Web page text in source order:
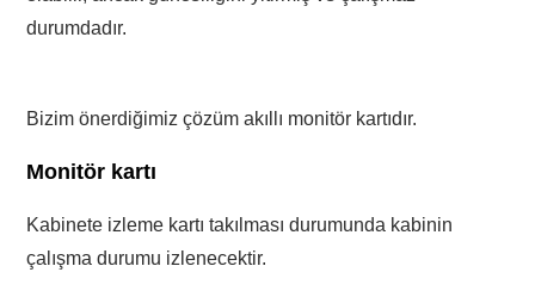
durumdadır.
Bizim önerdiğimiz çözüm akıllı monitör kartıdır.
Monitör kartı
Kabinete izleme kartı takılması durumunda kabinin
çalışma durumu izlenecektir.